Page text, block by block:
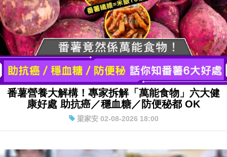
番薯營養大解構！專家拆解「萬能食物」六大健
康好處 助抗癌／穩血糖／防便秘都 OK
梁家安 02-08-2026 18:00